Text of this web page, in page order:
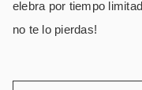
elebra por tiempo
no te lo pierdas!